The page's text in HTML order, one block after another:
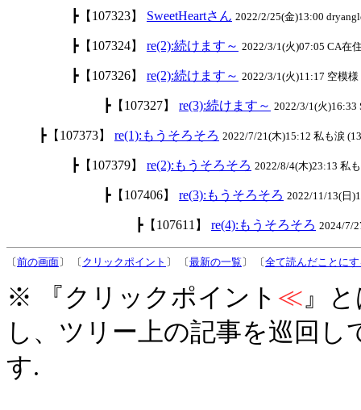
┣【107323】 SweetHeartさん 2022/2/25(金)13:00
┣【107324】 re(2):続けます～ 2022/3/1(火)07:05 CA在
┣【107326】 re(2):続けます～ 2022/3/1(火)11:17 空模様
┣【107327】 re(3):続けます～ 2022/3/1(火)16:33
┣【107373】 re(1):もうそろそろ 2022/7/21(木)15:12 私も涙
┣【107379】 re(2):もうそろそろ 2022/8/4(木)23:13 私
┣【107406】 re(3):もうそろそろ 2022/11/13(日
┣【107611】 re(4):もうそろそろ 2024/7/
〔前の画面〕 〔 クリックポイント 〕 〔最新の一覧 〕 〔全て読んだことに
※ 『クリックポイント ≪』
し、ツリー上の記事を巡回
す.